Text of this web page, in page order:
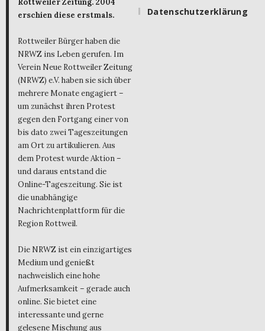
Rottweiler Zeitung. 2004
erschien diese erstmals.
Rottweiler Bürger haben die
NRWZ ins Leben gerufen. Im
Verein Neue Rottweiler Zeitung
(NRWZ) e.V. haben sie sich über
mehrere Monate engagiert –
um zunächst ihren Protest
gegen den Fortgang einer von
bis dato zwei Tageszeitungen
am Ort zu artikulieren. Aus
dem Protest wurde Aktion –
und daraus entstand die
Online-Tageszeitung. Sie ist
die unabhängige
Nachrichtenplattform für die
Region Rottweil.
Die NRWZ ist ein einzigartiges
Medium und genießt
nachweislich eine hohe
Aufmerksamkeit – gerade auch
online. Sie bietet eine
interessante und gerne
gelesene Mischung aus
Datenschutzerklärung